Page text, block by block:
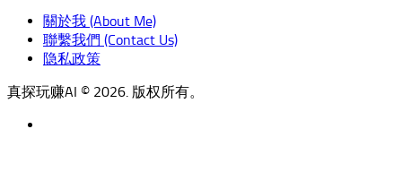
關於我 (About Me)
聯繫我們 (Contact Us)
隐私政策
真探玩赚AI © 2026. 版权所有。